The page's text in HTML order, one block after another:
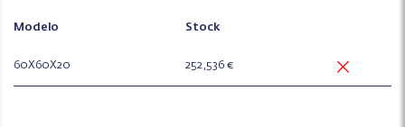
Modelo Stock
60X60X20 252,536 €